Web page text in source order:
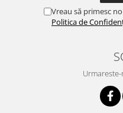
Vreau să primesc
Politica de